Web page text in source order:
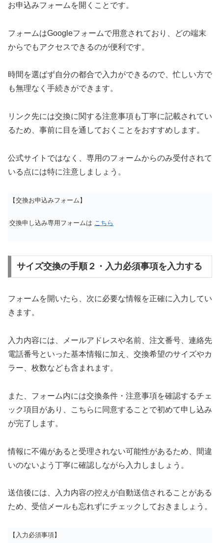
お申込みフォームを開くことです。
フォームはGoogleフォームで用意されており、どの端末
からでもアクセスできるのが便利です。
時間を選ばず自分の都合で入力ができるので、忙しい方で
も無理なく手続きができます。
リンク先には交換に関する注意事項も丁寧に記載されてい
るため、事前に目を通しておくことをおすすめします。
公式サイトではなく、専用のフォームからのみ受付されて
いる点には特に注意しましょう。
【交換お申込みフォーム】
交換申し込み専用フォームは こちら
サイズ交換の手順２・入力必須事項を入力する
フォームを開いたら、次に必要な情報を正確に入力してい
きます。
入力内容には、メールアドレスや名前、注文番号、連絡先
電話番号といった基本情報に加え、交換希望のサイズやカ
ラー、枚数なども含まれます。
また、フォーム内には交換条件・注意事項を確認するチェ
ック項目があり、こちらに同意することで初めて申し込み
が完了します。
情報に不備があると受理されない可能性があるため、間違
いのないよう丁寧に確認しながら入力しましょう。
送信後には、入力内容の控えが自動送信されることがある
ため、受信メールも忘れずにチェックしておきましょう。
【入力必須事項】